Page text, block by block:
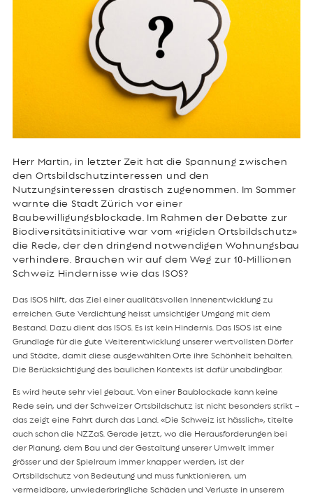
Herr Martin, in letzter Zeit hat die Spannung zwischen
den Ortsbildschutzinteressen und den
Nutzungsinteressen drastisch zugenommen. Im Sommer
warnte die Stadt Zürich vor einer
Baubewilligungsblockade. Im Rahmen der Debatte zur
Biodiversitätsinitiative war vom «rigiden Ortsbildschutz»
die Rede, der den dringend notwendigen Wohnungsbau
verhindere. Brauchen wir auf dem Weg zur 10-Millionen
Schweiz Hindernisse wie das ISOS?
Das ISOS hilft, das Ziel einer qualitätsvollen Innenentwicklung zu
erreichen. Gute Verdichtung heisst umsichtiger Umgang mit dem
Bestand. Dazu dient das ISOS. Es ist kein Hindernis. Das ISOS ist eine
Grundlage für die gute Weiterentwicklung unserer wertvollsten Dörfer
und Städte, damit diese ausgewählten Orte ihre Schönheit behalten.
Die Berücksichtigung des baulichen Kontexts ist dafür unabdingbar.
Es wird heute sehr viel gebaut. Von einer Baublockade kann keine
Rede sein, und der Schweizer Ortsbildschutz ist nicht besonders strikt –
das zeigt eine Fahrt durch das Land. «Die Schweiz ist hässlich», titelte
auch schon die NZZaS. Gerade jetzt, wo die Herausforderungen bei
der Planung, dem Bau und der Gestaltung unserer Umwelt immer
grösser und der Spielraum immer knapper werden, ist der
Ortsbildschutz von Bedeutung und muss funktionieren, um
vermeidbare, unwiederbringliche Schäden und Verluste in unserem